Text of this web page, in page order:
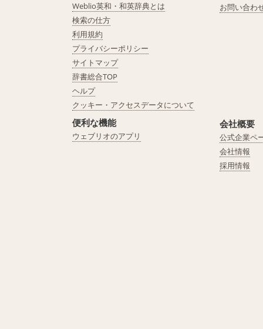
Weblio英和・和英辞典とは
検索の仕方
利用規約
プライバシーポリシー
サイトマップ
辞書総合TOP
ヘルプ
クッキー・アクセスデータについて
便利な機能
ウェブリオのアプリ
お問い合わ
会社概要
公式企業ペ
会社情報
採用情報